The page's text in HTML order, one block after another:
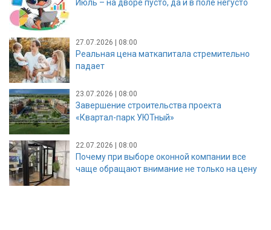
Июль – на дворе пусто, да и в поле негусто
27.07.2026 | 08:00
Реальная цена маткапитала стремительно
падает
23.07.2026 | 08:00
Завершение строительства проекта
«Квартал-парк УЮТный»
22.07.2026 | 08:00
Почему при выборе оконной компании все
чаще обращают внимание не только на цену